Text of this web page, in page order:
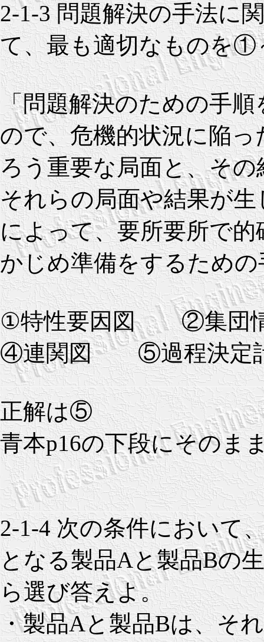
2-1-3 問題解決の手法に
て、最も適切なものを
「問題解決のための手
ので、危機的状況に陥
ろう重要な局面と、そ
それらの局面や結果が
によって、要所要所で
かじめ準備をするため
①特性要因図 ②集団
④連関図 ⑤過程決定計
正解は⑤
青本p16の下段にそのま
2-1-4 次の条件において
となる製品Aと製品Bの
ら選び答えよ。
・製品Aと製品Bは、そ